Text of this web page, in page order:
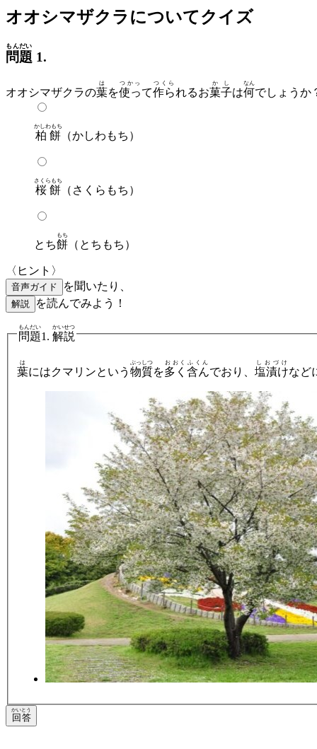
オオシマザクラについてクイズ
問題
もんだい
1.
オオシマザクラの葉
は
を使っ
つかっ
て作ら
つくら
れるお菓子
かし
は何
なん
でしょうか
柏餅
かしわもち
（かしわもち）
桜餅
さくらもち
（さくらもち）
とち餅
もち
（とちもち）
〈ヒント〉
音声ガイド を聞いたり、
解説 を読んでみよう！
問題
もんだい
1. 解説
かいせつ
葉
は
にはクマリンという 物質
ぶっしつ
を多く
おおく
含ん
ふくん
でおり、 塩漬け
しおづけ
など
回答
かいとう